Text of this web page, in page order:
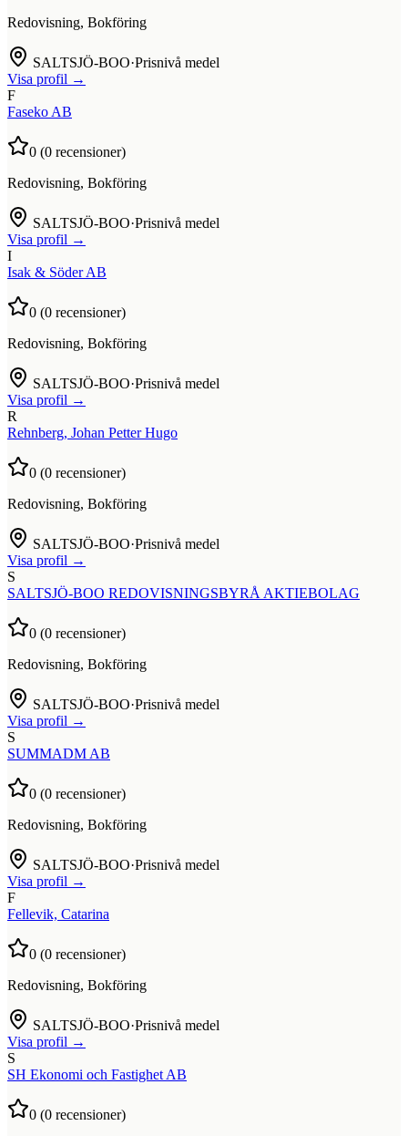
Redovisning, Bokföring
SALTSJÖ-BOO·Prisnivå medel
Visa profil →
F
Faseko AB
0 (0 recensioner)
Redovisning, Bokföring
SALTSJÖ-BOO·Prisnivå medel
Visa profil →
I
Isak & Söder AB
0 (0 recensioner)
Redovisning, Bokföring
SALTSJÖ-BOO·Prisnivå medel
Visa profil →
R
Rehnberg, Johan Petter Hugo
0 (0 recensioner)
Redovisning, Bokföring
SALTSJÖ-BOO·Prisnivå medel
Visa profil →
S
SALTSJÖ-BOO REDOVISNINGSBYRÅ AKTIEBOLAG
0 (0 recensioner)
Redovisning, Bokföring
SALTSJÖ-BOO·Prisnivå medel
Visa profil →
S
SUMMADM AB
0 (0 recensioner)
Redovisning, Bokföring
SALTSJÖ-BOO·Prisnivå medel
Visa profil →
F
Fellevik, Catarina
0 (0 recensioner)
Redovisning, Bokföring
SALTSJÖ-BOO·Prisnivå medel
Visa profil →
S
SH Ekonomi och Fastighet AB
0 (0 recensioner)